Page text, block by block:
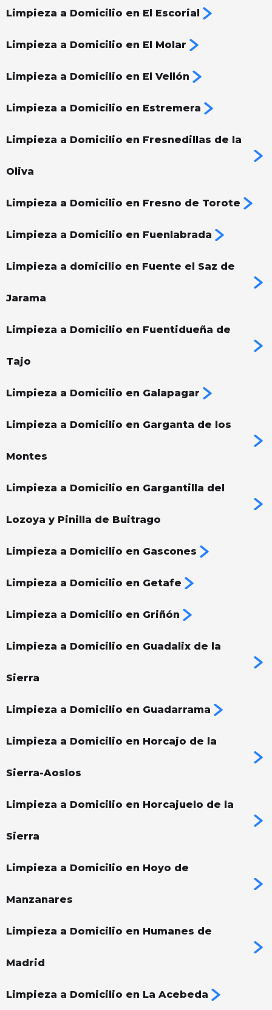
Limpieza a Domicilio en El Escorial
Limpieza a Domicilio en El Molar
Limpieza a Domicilio en El Vellón
Limpieza a Domicilio en Estremera
Limpieza a Domicilio en Fresnedillas de la
Oliva
Limpieza a Domicilio en Fresno de Torote
Limpieza a Domicilio en Fuenlabrada
Limpieza a domicilio en Fuente el Saz de
Jarama
Limpieza a Domicilio en Fuentidueña de
Tajo
Limpieza a Domicilio en Galapagar
Limpieza a Domicilio en Garganta de los
Montes
Limpieza a Domicilio en Gargantilla del
Lozoya y Pinilla de Buitrago
Limpieza a Domicilio en Gascones
Limpieza a Domicilio en Getafe
Limpieza a Domicilio en Griñón
Limpieza a Domicilio en Guadalix de la
Sierra
Limpieza a Domicilio en Guadarrama
Limpieza a Domicilio en Horcajo de la
Sierra-Aoslos
Limpieza a Domicilio en Horcajuelo de la
Sierra
Limpieza a Domicilio en Hoyo de
Manzanares
Limpieza a Domicilio en Humanes de
Madrid
Limpieza a Domicilio en La Acebeda